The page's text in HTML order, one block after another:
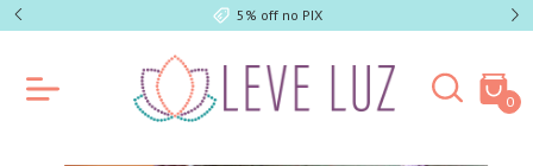
5% off no PIX
0